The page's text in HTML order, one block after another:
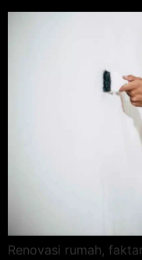
Renovasi rumah,